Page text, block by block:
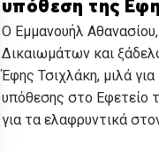
υπόθεση της
Ο Εμμανουήλ
Δικαιωμάτων και
Έφης Τσιχλάκη, μιλά
υπόθεσης στο Εφετείο
για τα ελαφρυντικά